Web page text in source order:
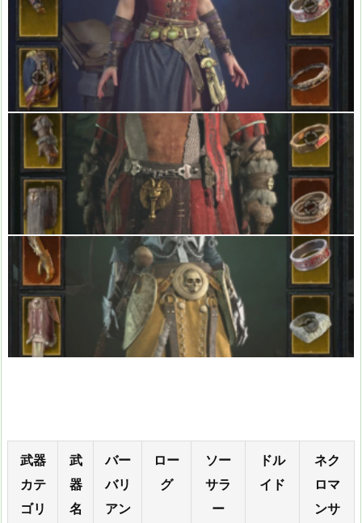
武器
カテ
ゴリ
武
器
名
バー
バリ
アン
ロー
グ
ソー
サラ
ー
ドル
イド
ネク
ロマ
ンサ